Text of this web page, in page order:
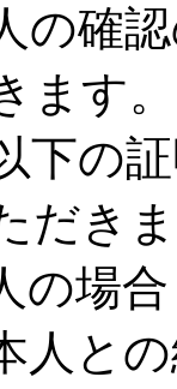
の確
ます
下の
だき
の場合
人と